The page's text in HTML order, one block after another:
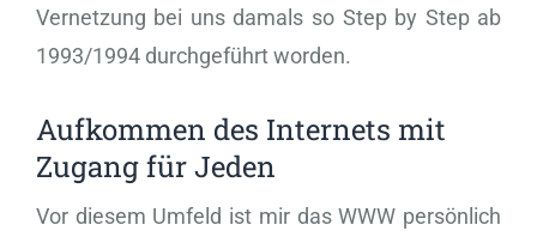
Vernetzung bei uns damals so Step by Step ab
1993/1994 durchgeführt worden.
Aufkommen des Internets mit
Zugang für Jeden
Vor diesem Umfeld ist mir das WWW persönlich